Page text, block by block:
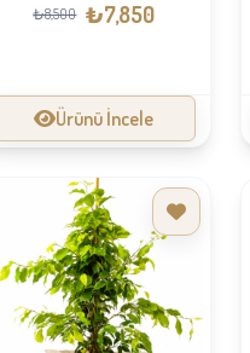
₺8,500 ₺7,850
Ürünü İncele